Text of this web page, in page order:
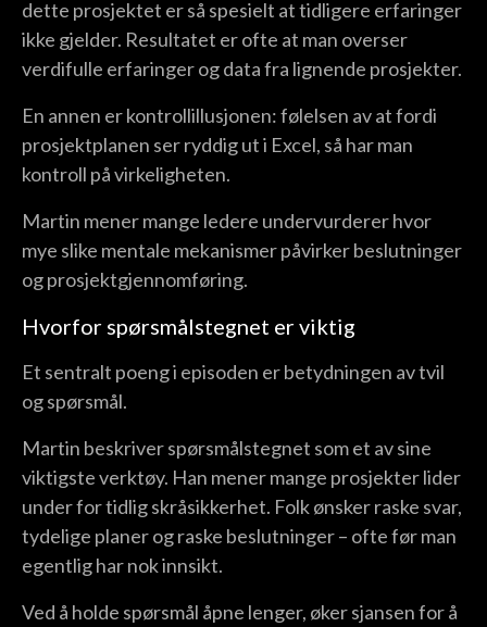
dette prosjektet er så spesielt at tidligere erfaringer
ikke gjelder. Resultatet er ofte at man overser
verdifulle erfaringer og data fra lignende prosjekter.
En annen er kontrollillusjonen: følelsen av at fordi
prosjektplanen ser ryddig ut i Excel, så har man
kontroll på virkeligheten.
Martin mener mange ledere undervurderer hvor
mye slike mentale mekanismer påvirker beslutninger
og prosjektgjennomføring.
Hvorfor spørsmålstegnet er viktig
Et sentralt poeng i episoden er betydningen av tvil
og spørsmål.
Martin beskriver spørsmålstegnet som et av sine
viktigste verktøy. Han mener mange prosjekter lider
under for tidlig skråsikkerhet. Folk ønsker raske svar,
tydelige planer og raske beslutninger – ofte før man
egentlig har nok innsikt.
Ved å holde spørsmål åpne lenger, øker sjansen for å